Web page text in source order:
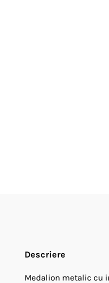
Descriere
Medalion metalic cu